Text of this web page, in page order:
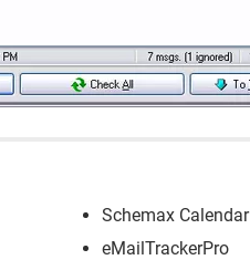
Schemax Calendar
eMailTrackerPro